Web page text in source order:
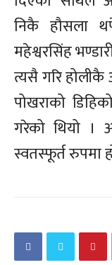
निकै हौसला
महेश्वरसिंह
त्यसै गरि
पोखराको
गरेको थियो ।
स्वतस्फूर्त रुपमा